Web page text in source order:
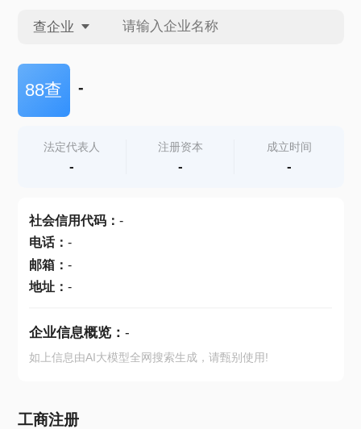
查企业
查企业
查产地
88查 -
法定代表人
-
注册资本
-
成立时间
-
社会信用代码： -
电话： -
邮箱： -
地址： -
企业信息概览： -
如上信息由AI大模型全网搜索生成，请甄别使用!
工商注册